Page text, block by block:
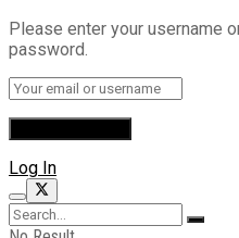
Please enter your username
password.
Log In